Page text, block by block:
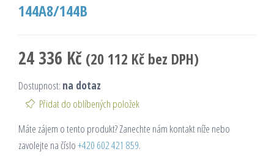
144A8/144B
24 336 Kč (20 112 Kč bez DPH)
Dostupnost: na dotaz
Přidat do oblíbených položek
Máte zájem o tento produkt? Zanechte nám kontakt níže nebo
zavolejte na číslo+420 602 421 859.